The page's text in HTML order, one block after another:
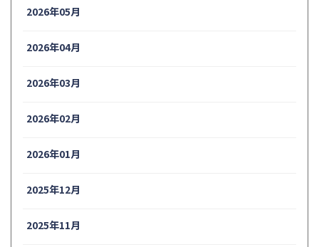
2026年05月
2026年04月
2026年03月
2026年02月
2026年01月
2025年12月
2025年11月